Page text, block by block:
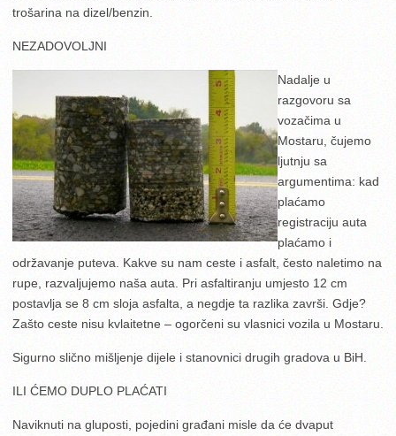
trošarina na dizel/benzin.
NEZADOVOLJNI
Nadalje u
razgovoru sa
vozačima u
Mostaru, čujemo
ljutnju sa
argumentima: kad
plaćamo
registraciju auta
plaćamo i
održavanje puteva. Kakve su nam ceste i asfalt, često naletimo na
rupe, razvaljujemo naša auta. Pri asfaltiranju umjesto 12 cm
postavlja se 8 cm sloja asfalta, a negdje ta razlika završi. Gdje?
Zašto ceste nisu kvlaitetne – ogorčeni su vlasnici vozila u Mostaru.
Sigurno slično mišljenje dijele i stanovnici drugih gradova u BiH.
ILI ĆEMO DUPLO PLAĆATI
Naviknuti na gluposti, pojedini građani misle da će dvaput